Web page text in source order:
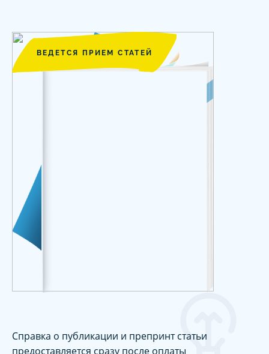
ВЕДЕТСЯ ПРИЕМ СТАТЕЙ
Справка о публикации и препринт статьи
предоставляется сразу после оплаты